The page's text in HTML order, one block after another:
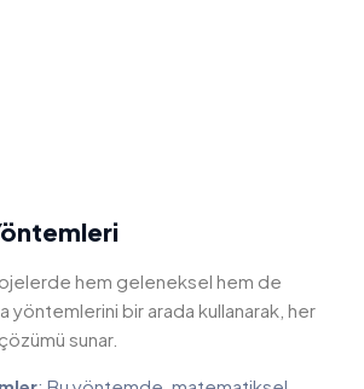
hem geleneksel hem de
yöntemlerini bir arada kullanarak, her
sunar.